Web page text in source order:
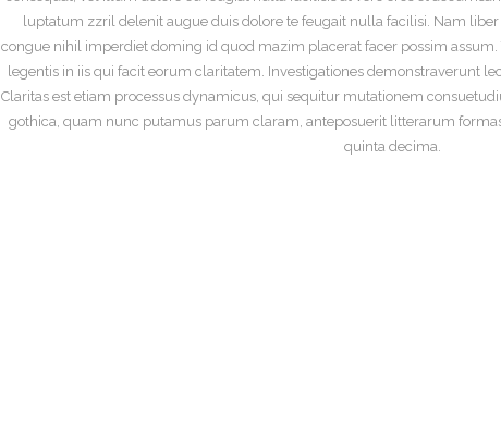
luptatum zzril delenit augue duis dolore te feugait nulla facilisi. Nam
congue nihil imperdiet doming id quod mazim placerat facer possim
legentis in iis qui facit eorum claritatem. Investigationes demonstraverunt
Claritas est etiam processus dynamicus, qui sequitur mutationem
gothica, quam nunc putamus parum claram, anteposuerit litterarum
quinta decima.